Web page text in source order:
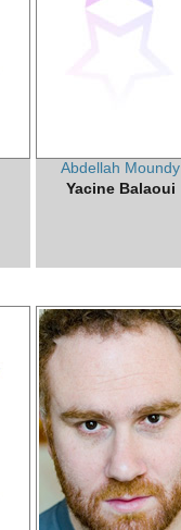
Abdellah Moundy
Yacine Balaoui